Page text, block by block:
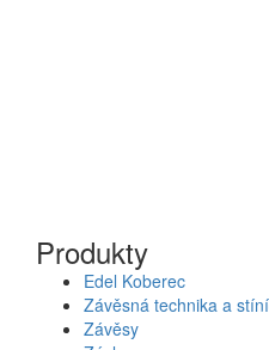
Produkty
Edel Koberec
Závěsná technika a
Závěsy